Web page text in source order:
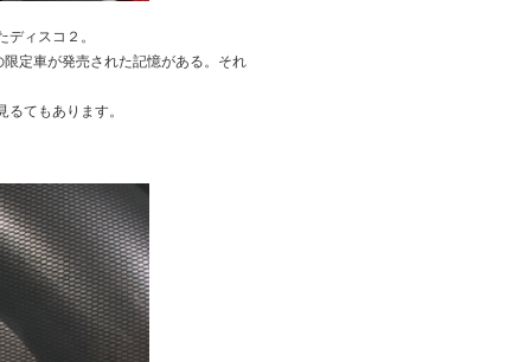
ィスコ２。
定車が発売された記憶がある。それ
てもあります。